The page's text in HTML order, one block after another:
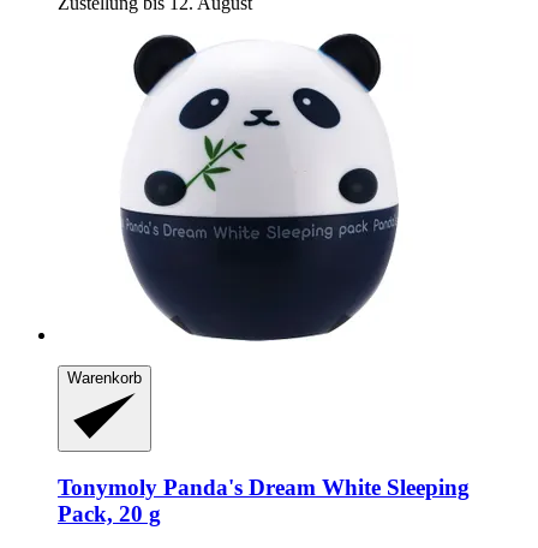
Warenkorb
Tonymoly Panda's Dream White Sleeping
Pack, 20 g